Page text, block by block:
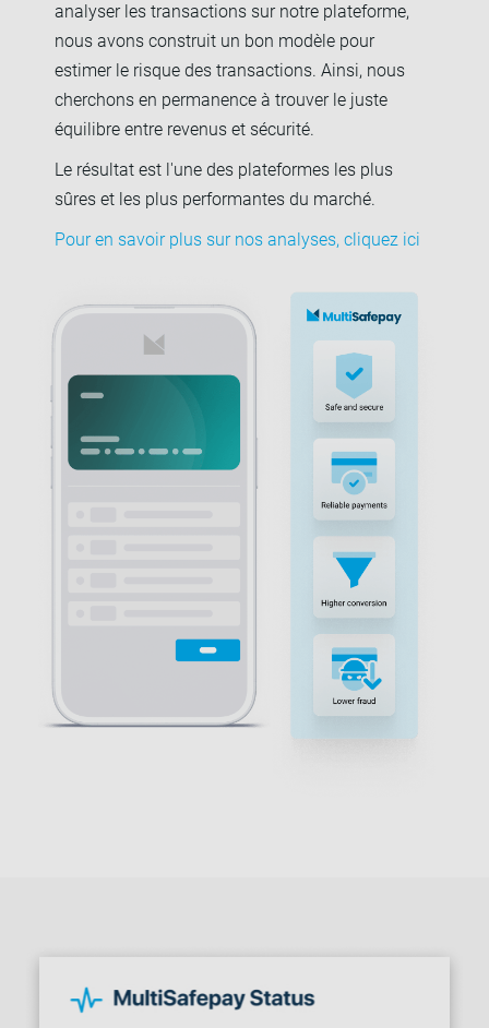
analyser les transactions sur notre plateforme,
nous avons construit un bon modèle pour
estimer le risque des transactions. Ainsi, nous
cherchons en permanence à trouver le juste
équilibre entre revenus et sécurité.
Le résultat est l'une des plateformes les plus
sûres et les plus performantes du marché.
Pour en savoir plus sur nos analyses, cliquez ici